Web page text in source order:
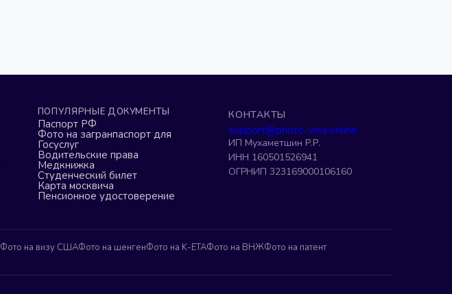
ПОПУЛЯРНЫЕ ДОКУМЕНТЫ
Паспорт РФ
Фото на загранпаспорт для
Госуслуг
Водительские права
Медкнижка
Студенческий билет
Карта москвича
Пенсионное удостоверение
КОНТАКТЫ
support@photo-visa.online
ИП Мухаметшин Р.Р.
ИНН 160501526941
ОГРНИП 323169000106160
Фото на визу СШАФото на шенгенФото на K-ETAФото на ВНЖФото на патент